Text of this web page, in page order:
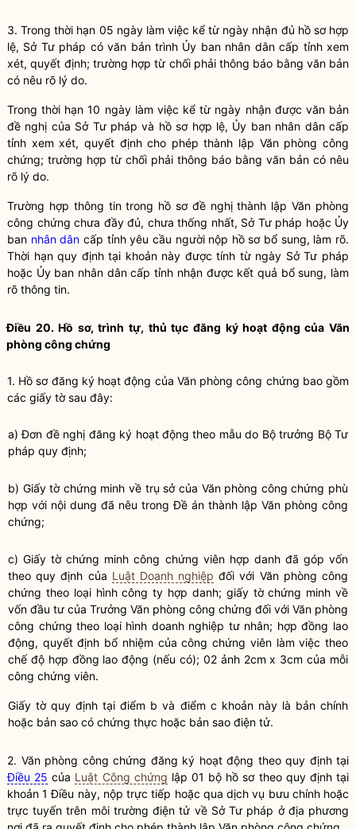
3. Trong thời hạn 05 ngày làm việc kể từ ngày nhận đủ hồ sơ hợp
lệ, Sở Tư pháp có văn bản trình Ủy ban nhân dân cấp tỉnh xem
xét, quyết định; trường hợp từ chối phải thông báo bằng văn bản
có nêu rõ lý do.
Trong thời hạn 10 ngày làm việc kể từ ngày nhận được văn bản
đề nghị của Sở Tư pháp và hồ sơ hợp lệ, Ủy ban nhân dân cấp
tỉnh xem xét, quyết định cho phép thành lập Văn phòng công
chứng; trường hợp từ chối phải thông báo bằng văn bản có nêu
rõ lý do.
Trường hợp thông tin trong hồ sơ đề nghị thành lập Văn phòng
công chứng chưa đầy đủ, chưa thống nhất, Sở Tư pháp hoặc Ủy
ban nhân dân cấp tỉnh yêu cầu người nộp hồ sơ bổ sung, làm rõ.
Thời hạn quy định tại khoản này được tính từ ngày Sở Tư pháp
hoặc Ủy ban nhân dâncấp tỉnh nhận được kết quả bổ sung, làm
rõ thông tin.
Điều 20. Hồ sơ, trình tự, thủ tục đăng ký hoạt động của Văn
phòng công chứng
1. Hồ sơ đăng ký hoạt động của Văn phòngcông chứng bao gồm
các giấy tờ sau đây:
a) Đơn đề nghị đăng ký hoạt động theo mẫu do Bộ trưởng Bộ Tư
pháp quy định;
b) Giấy tờ chứng minh về trụ sở của Văn phòng công chứng phù
hợp với nội dung đã nêu trong Đề án thành lập Văn phòng công
chứng;
c) Giấy tờ chứng minhcông chứng viênhợp danh đã góp vốn
theo quy định của Luật Doanh nghiệp đối với Văn phòng công
chứng theo loại hình công ty hợp danh; giấy tờ chứng minh về
vốn đầu tư của Trưởng Văn phòng công chứng đối với Văn phòng
công chứng theo loại hình doanh nghiệp tư nhân; hợp đồng lao
động, quyết định bổ nhiệm củacông chứng viênlàm việc theo
chế độ hợp đồng lao động (nếu có); 02 ảnh 2cm x 3cm của mỗi
công chứng viên.
Giấy tờ quy định tại điểm b và điểm c khoản này là bản chính
hoặc bản sao có chứng thực hoặc bản sao điện tử.
2. Văn phòng công chứng đăng ký hoạt động theo quy định tại
Điều 25 của Luật Công chứng lập 01 bộ hồ sơ theo quy định tại
khoản 1 Điều này, nộp trực tiếp hoặc qua dịch vụ bưu chính hoặc
trực tuyến trên môi trường điện tử về Sở Tư pháp ở địa phương